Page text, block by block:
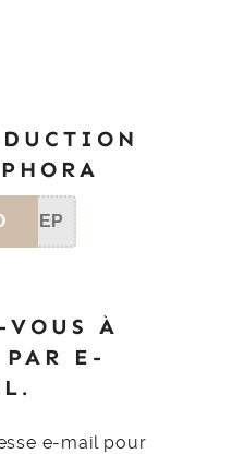
SEP
À
E-
e-mail pour